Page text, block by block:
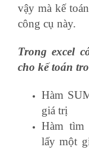
vậy mà kế
công cụ này.
Trong excel
cho kế toán
Hàm
giá trị
Hàm tìm
lấy một